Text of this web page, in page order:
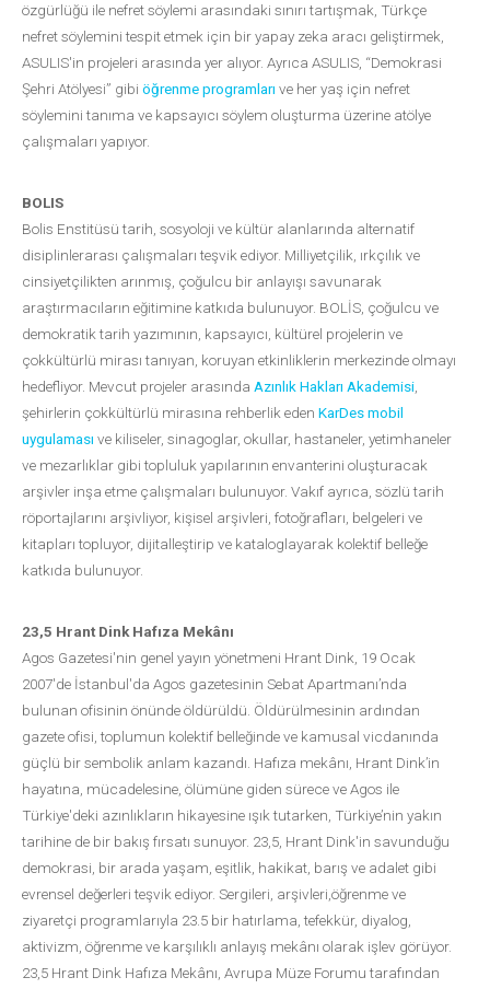
özgürlüğü ile nefret söylemi arasındaki sınırı tartışmak, Türkçe
nefret söylemini tespit etmek için bir yapay zeka aracı geliştirmek,
ASULIS'in projeleri arasında yer alıyor. Ayrıca ASULIS, “Demokrasi
Şehri Atölyesi” gibi öğrenme programları ve her yaş için nefret
söylemini tanıma ve kapsayıcı söylem oluşturma üzerine atölye
çalışmaları yapıyor.
BOLIS
Bolis Enstitüsü tarih, sosyoloji ve kültür alanlarında alternatif
disiplinlerarası çalışmaları teşvik ediyor. Milliyetçilik, ırkçılık ve
cinsiyetçilikten arınmış, çoğulcu bir anlayışı savunarak
araştırmacıların eğitimine katkıda bulunuyor. BOLİS, çoğulcu ve
demokratik tarih yazımının, kapsayıcı, kültürel projelerin ve
çokkültürlü mirası tanıyan, koruyan etkinliklerin merkezinde olmayı
hedefliyor. Mevcut projeler arasında Azınlık Hakları Akademisi
şehirlerin çokkültürlü mirasına rehberlik eden KarDes mobil
uygulaması ve kiliseler, sinagoglar, okullar, hastaneler, yetimhaneler
ve mezarlıklar gibi topluluk yapılarının envanterini oluşturacak
arşivler inşa etme çalışmaları bulunuyor. Vakıf ayrıca, sözlü tarih
röportajlarını arşivliyor, kişisel arşivleri, fotoğrafları, belgeleri ve
kitapları topluyor, dijitalleştirip ve kataloglayarak kolektif belleğe
katkıda bulunuyor.
23,5 Hrant Dink Hafıza Mekânı
Agos Gazetesi'nin genel yayın yönetmeni Hrant Dink, 19 Ocak
2007'de İstanbul'da Agos gazetesinin Sebat Apartmanı’nda
bulunan ofisinin önünde öldürüldü. Öldürülmesinin ardından
gazete ofisi, toplumun kolektif belleğinde ve kamusal vicdanında
güçlü bir sembolik anlam kazandı. Hafıza mekânı, Hrant Dink’in
hayatına, mücadelesine, ölümüne giden sürece ve Agos ile
Türkiye'deki azınlıkların hikayesine ışık tutarken, Türkiye’nin yakın
tarihine de bir bakış fırsatı sunuyor. 23,5, Hrant Dink'in savunduğu
demokrasi, bir arada yaşam, eşitlik, hakikat, barış ve adalet gibi
evrensel değerleri teşvik ediyor. Sergileri, arşivleri,öğrenme ve
ziyaretçi programlarıyla 23.5 bir hatırlama, tefekkür, diyalog,
aktivizm, öğrenme ve karşılıklı anlayış mekânı olarak işlev görüyor.
23,5 Hrant Dink Hafıza Mekânı, Avrupa Müze Forumu tarafından